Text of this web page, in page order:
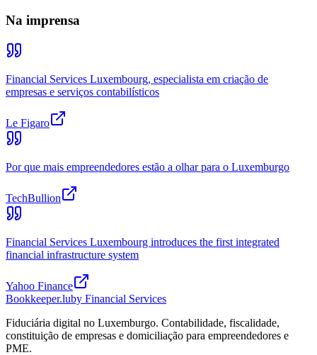
Na imprensa
Financial Services Luxembourg, especialista em criação de
empresas e serviços contabilísticos
Le Figaro
Por que mais empreendedores estão a olhar para o Luxemburgo
TechBullion
Financial Services Luxembourg introduces the first integrated
financial infrastructure system
Yahoo Finance
Bookkeeper.luby Financial Services
Fiduciária digital no Luxemburgo. Contabilidade, fiscalidade,
constituição de empresas e domiciliação para empreendedores e
PME.